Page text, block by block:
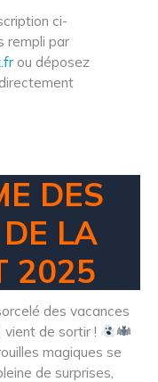
ci-
rempli par
ou déposez
DES
LA
2025
des vacances
vient de sortir !
magiques se
de surprises,